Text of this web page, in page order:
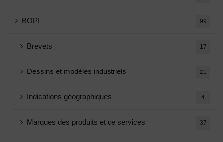
BOPI 99
Brevets 17
Dessins et modèles industriels 21
Indications géographiques 4
Marques des produits et de services 37